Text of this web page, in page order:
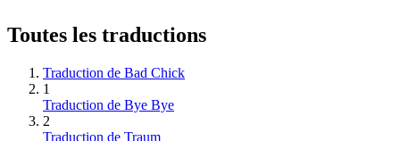
Toutes les traductions
Traduction de Bad Chick
1
Traduction de Bye Bye
2
Traduction de Traum